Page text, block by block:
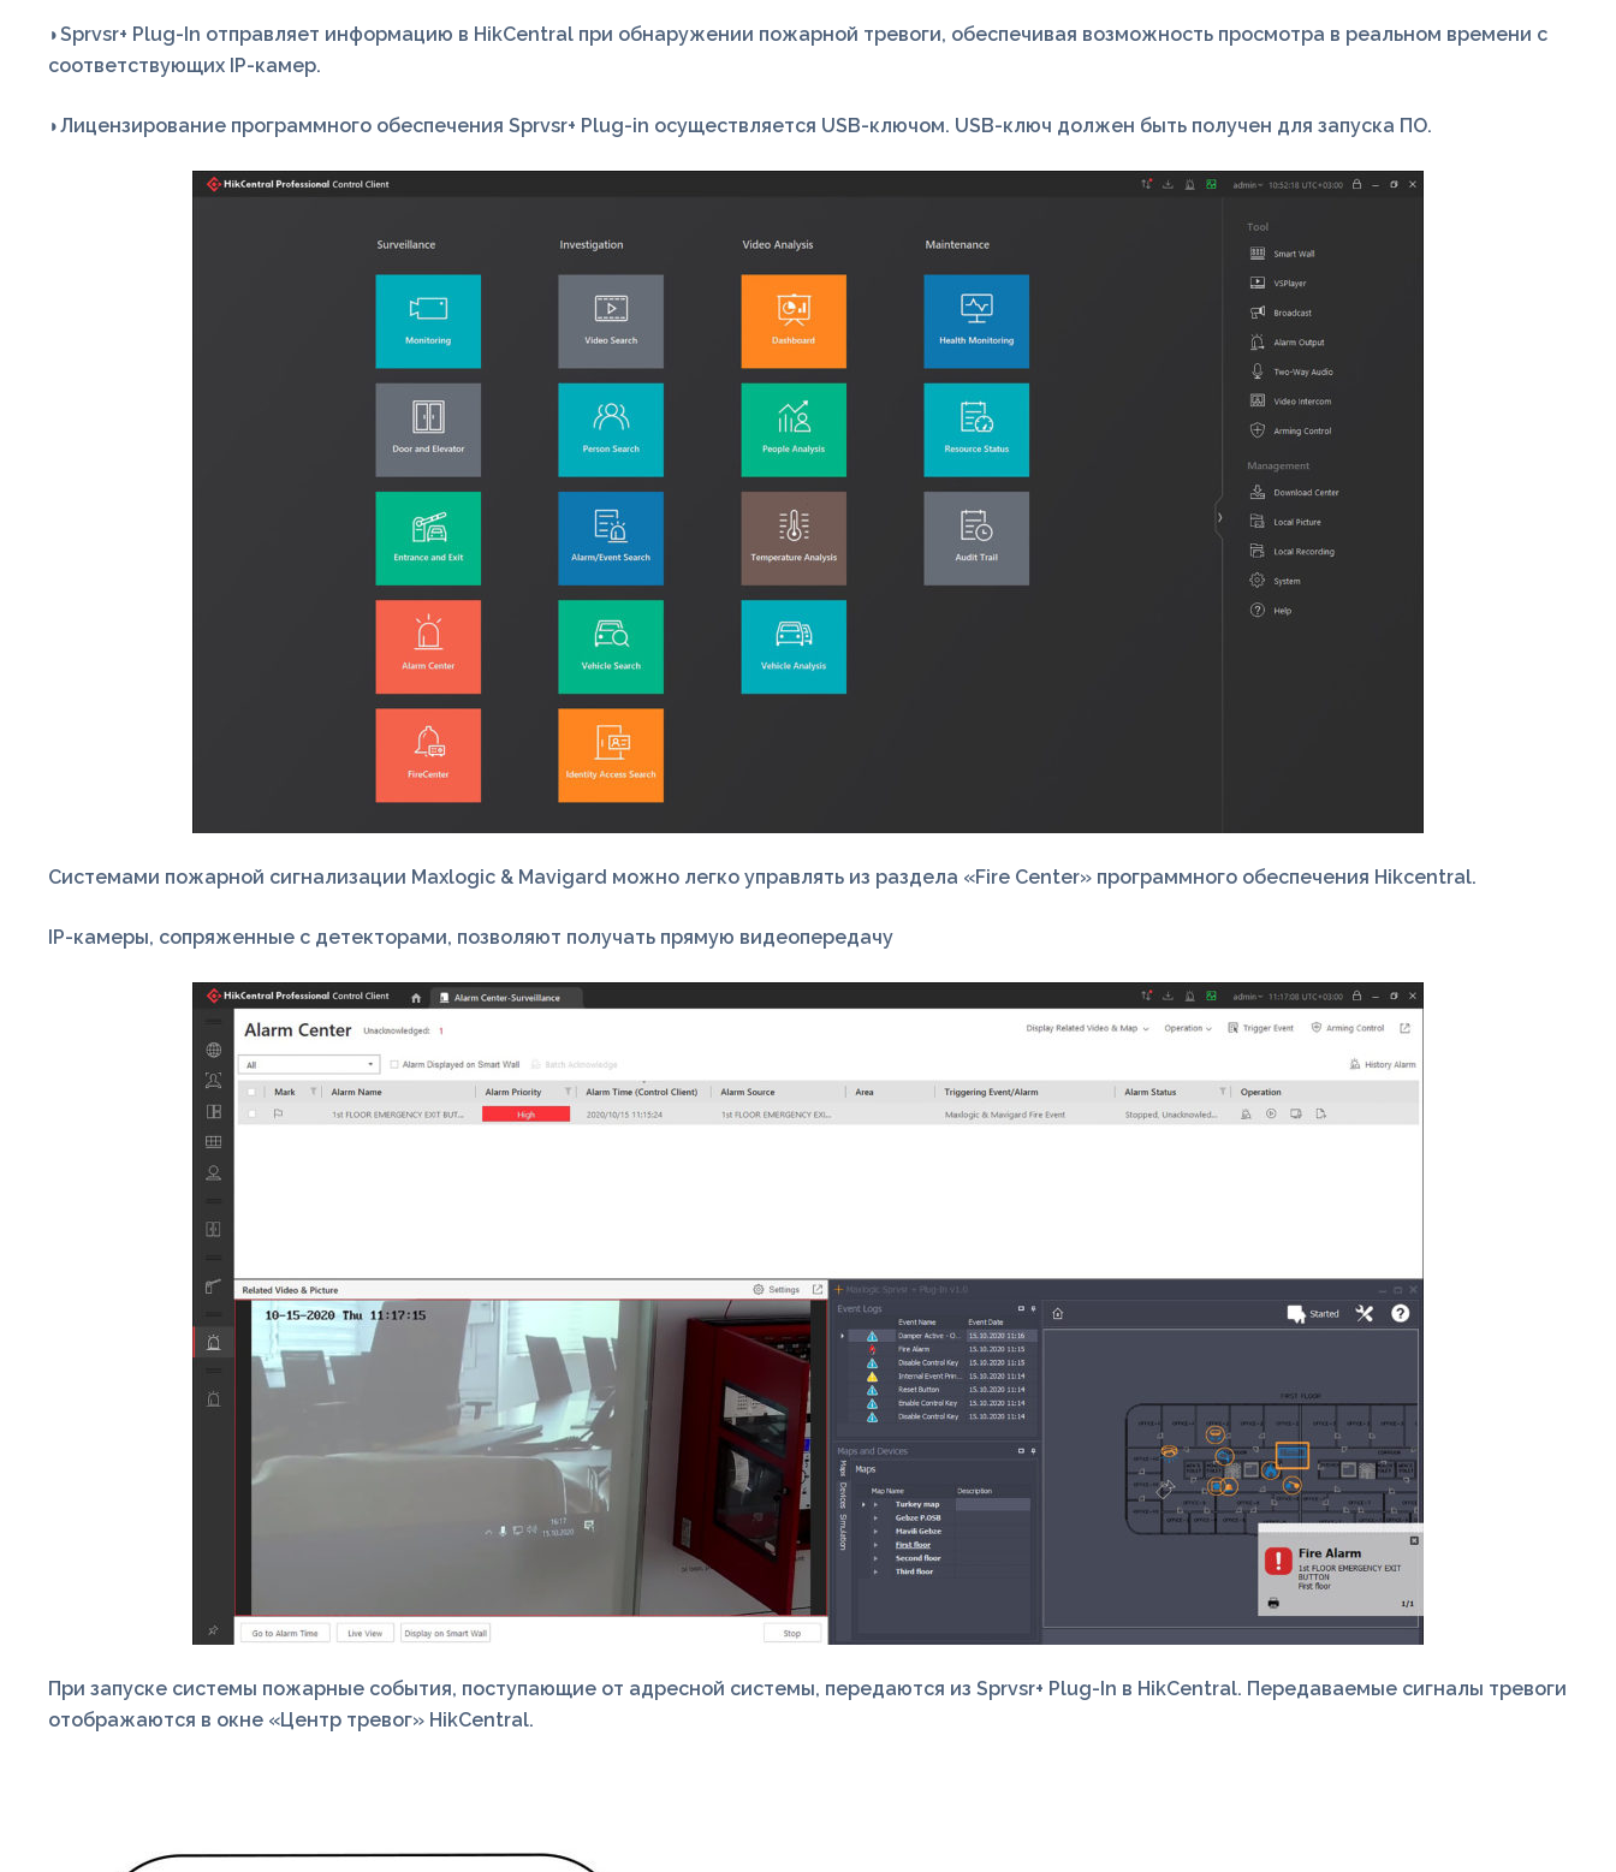
◗Sprvsr+ Plug-In отправляет информацию в HikCentral при обнаружении пожарной тревоги, обеспечивая возможность просмотра в реальном времени с
соответствующих IP-камер.
◗Лицензирование программного обеспечения Sprvsr+ Plug-in осуществляется USB-ключом. USB-ключ должен быть получен для запуска ПO.
Системами пожарной сигнализации Maxlogic & Mavigard можно легко управлять из раздела «Fire Center» программного обеспечения Hikcentral.
IP-камеры, сопряженные с детекторами, позволяют получать прямую видеопередачу
При запуске системы пожарные события, поступающие от адресной системы, передаются из Sprvsr+ Plug-In в HikCentral. Передаваемые сигналы тревоги
отображаются в окне «Центр тревог» HikCentral.